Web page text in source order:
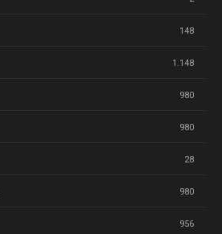
148
1.148
980
980
28
980
956